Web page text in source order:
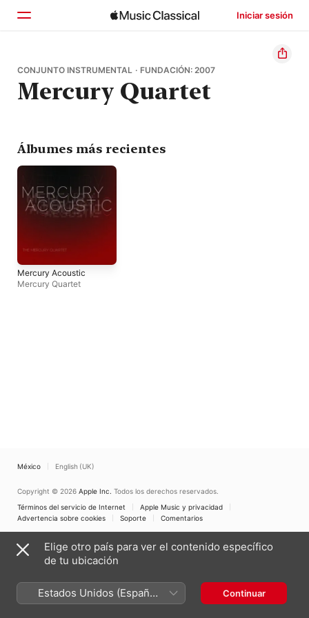
Iniciar sesión
Inicio
Explorar
CONJUNTO INSTRUMENTAL · FUNDACIÓN: 2007
Mercury Quartet
Álbumes más recientes
Mercury Acoustic
Mercury Quartet
México English (UK)
Copyright © 2026 Apple Inc. Todos los derechos reservados.
Términos del servicio de Internet
Apple Music y privacidad
Advertencia sobre cookies
Soporte Comentarios
Elige otro país para ver el contenido específico
de tu ubicación
Estados Unidos (Español
México)
Continuar